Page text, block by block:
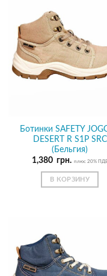
Ботинки SAFETY
DESERT R S1P SRC
(Бельгия)
1,380 грн. плюс 20%
В КОРЗИНУ